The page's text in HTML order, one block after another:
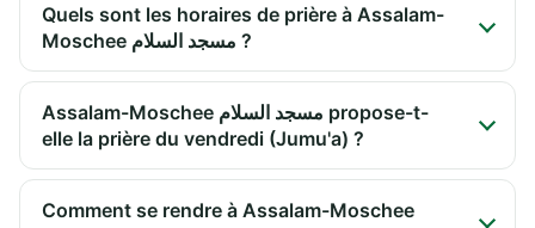
Quels sont les horaires de prière à Assalam-
Moschee مسجد السلام ?
Assalam-Moschee مسجد السلام propose-t-
elle la prière du vendredi (Jumu'a) ?
Comment se rendre à Assalam-Moschee